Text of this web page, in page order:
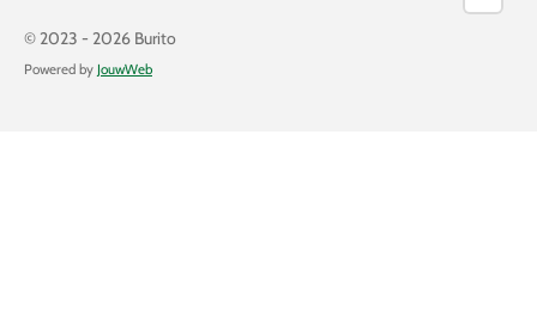
© 2023 - 2026 Burito
Powered by JouwWeb